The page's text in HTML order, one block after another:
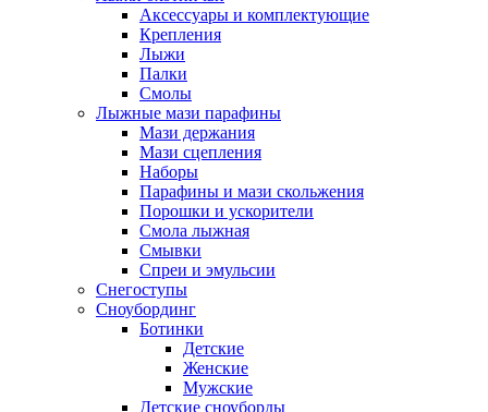
Аксессуары и комплектующие
Крепления
Лыжи
Палки
Смолы
Лыжные мази парафины
Мази держания
Мази сцепления
Наборы
Парафины и мази скольжения
Порошки и ускорители
Смола лыжная
Смывки
Спреи и эмульсии
Снегоступы
Сноубординг
Ботинки
Детские
Женские
Мужские
Детские сноуборды